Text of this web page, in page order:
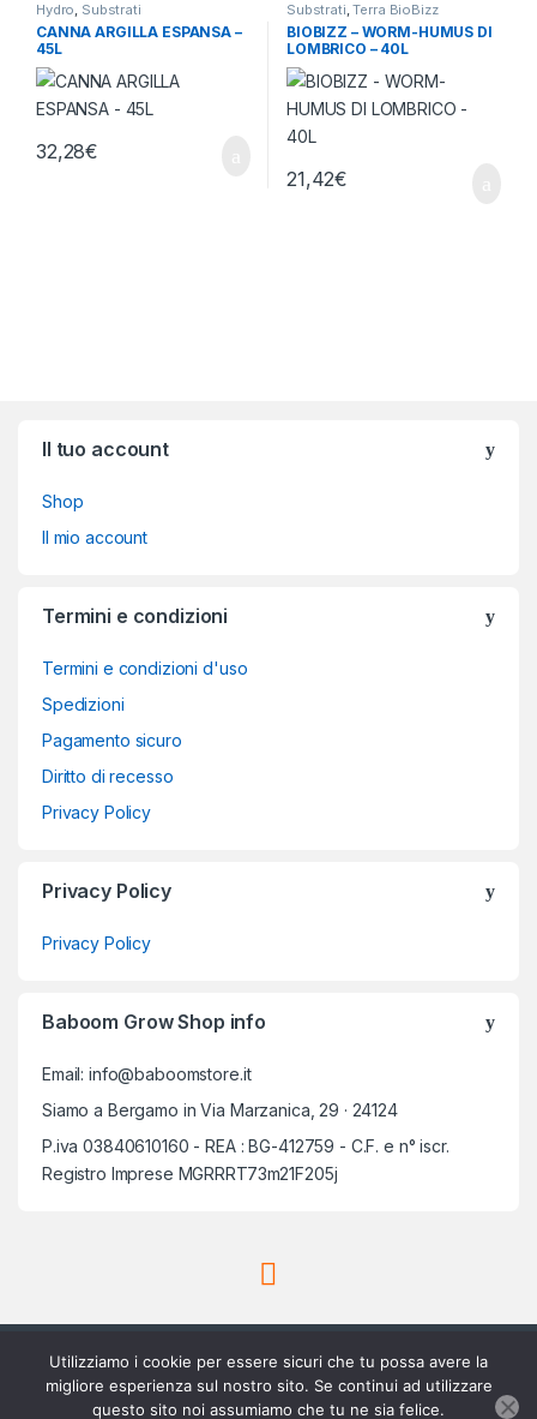
Hydro, Substrati
CANNA ARGILLA ESPANSA –
45L
32,28€
Substrati,Terra BioBizz
BIOBIZZ – WORM-HUMUS DI
LOMBRICO – 40L
21,42€
Il tuo account
Shop
Il mio account
Termini e condizioni
Termini e condizioni d'uso
Spedizioni
Pagamento sicuro
Diritto di recesso
Privacy Policy
Privacy Policy
Privacy Policy
Baboom Grow Shop info
Email: info@baboomstore.it
Siamo a Bergamo in Via Marzanica, 29 · 24124
P.iva 03840610160 - REA : BG-412759 - C.F. e n° iscr.
Registro Imprese MGRRRT73m21F205j
Scrivici su Whatsapp
Utilizziamo i cookie per essere sicuri che tu possa avere la
migliore esperienza sul nostro sito. Se continui ad utilizzare
questo sito noi assumiamo che tu ne sia felice.